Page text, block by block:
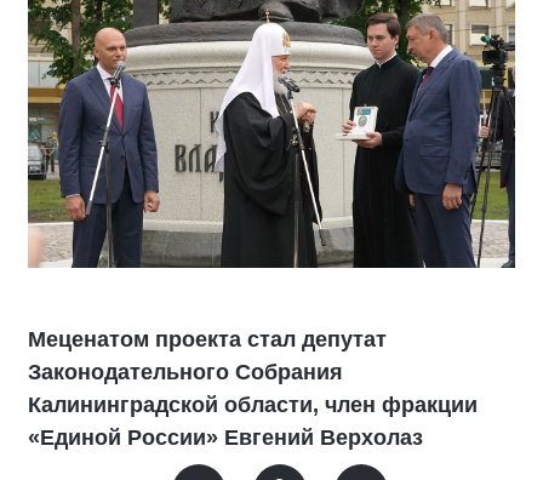
Меценатом проекта стал депутат
Законодательного Собрания
Калининградской области, член фракции
«Единой России» Евгений Верхолаз